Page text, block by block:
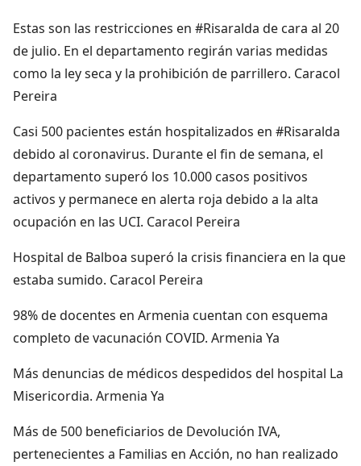
Estas son las restricciones en #Risaralda de cara al 20
de julio. En el departamento regirán varias medidas
como la ley seca y la prohibición de parrillero. Caracol
Pereira
Casi 500 pacientes están hospitalizados en #Risaralda
debido al coronavirus. Durante el fin de semana, el
departamento superó los 10.000 casos positivos
activos y permanece en alerta roja debido a la alta
ocupación en las UCI. Caracol Pereira
Hospital de Balboa superó la crisis financiera en la que
estaba sumido. Caracol Pereira
98% de docentes en Armenia cuentan con esquema
completo de vacunación COVID. Armenia Ya
Más denuncias de médicos despedidos del hospital La
Misericordia. Armenia Ya
Más de 500 beneficiarios de Devolución IVA,
pertenecientes a Familias en Acción, no han realizado